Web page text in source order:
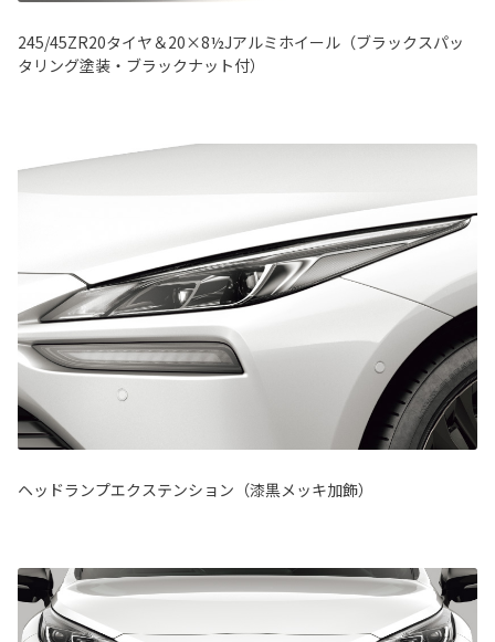
245/45ZR20タイヤ＆20×8½Jアルミホイール（ブラックスパッ
タリング塗装・ブラックナット付）
ヘッドランプエクステンション（漆黒メッキ加飾）